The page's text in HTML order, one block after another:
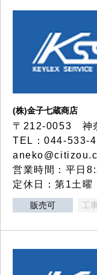
(株)金子七蔵商店
〒212-0053 神
TEL：044-533-
営業時間：平日
定休日：第1土曜
販売可 工